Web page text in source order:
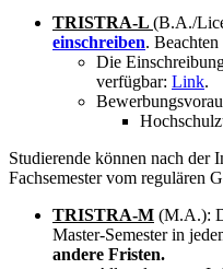
TRISTRA-L (B.A./
einschreiben.
Die
verfügbar: Link.
Studierende können nach der
Fachsemester vom regulären
TRISTRA-M (M.A.):
Master-Semester in
andere Fristen.